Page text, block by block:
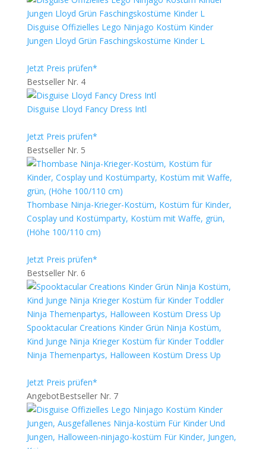
Disguise Offizielles Lego Ninjago Kostüm Kinder
Jungen Lloyd Grün Faschingskostüme Kinder L
Jetzt Preis prüfen*
Bestseller Nr. 4
Disguise Lloyd Fancy Dress Intl
Jetzt Preis prüfen*
Bestseller Nr. 5
Thombase Ninja-Krieger-Kostüm, Kostüm für Kinder,
Cosplay und Kostümparty, Kostüm mit Waffe, grün,
(Höhe 100/110 cm)
Jetzt Preis prüfen*
Bestseller Nr. 6
Spooktacular Creations Kinder Grün Ninja Kostüm,
Kind Junge Ninja Krieger Kostüm für Kinder Toddler
Ninja Themenpartys, Halloween Kostüm Dress Up
Jetzt Preis prüfen*
AngebotBestseller Nr. 7